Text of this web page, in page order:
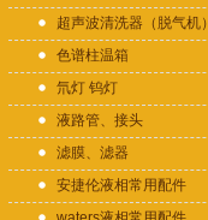
超声波清洗器（脱气机）
色谱柱温箱
氘灯 钨灯
液路管、接头
滤膜、滤器
安捷伦液相常用配件